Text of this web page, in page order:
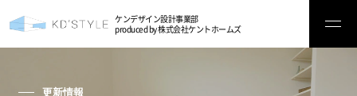
ケンデザイン設計事業部
produced by 株式会社ケントホームズ
更新情報